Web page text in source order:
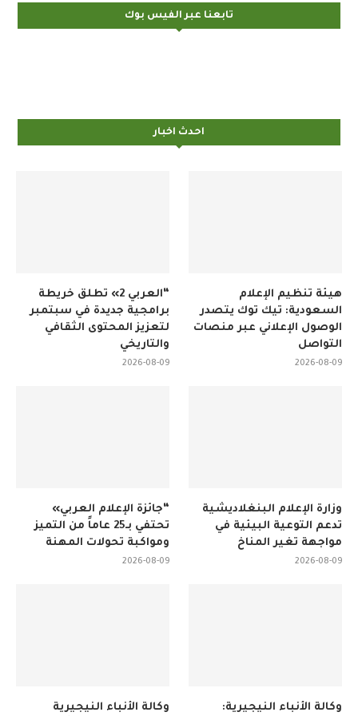
تابعنا عبر الفيس بوك
احدث اخبار
“العربي 2» تطلق خريطة
برامجية جديدة في سبتمبر
لتعزيز المحتوى الثقافي
والتاريخي
2026-08-09
هيئة تنظيم الإعلام
السعودية: تيك توك يتصدر
الوصول الإعلاني عبر منصات
التواصل
2026-08-09
“جائزة الإعلام العربي»
تحتفي بـ25 عاماً من التميز
ومواكبة تحولات المهنة
2026-08-09
وزارة الإعلام البنغلاديشية
تدعم التوعية البيئية في
مواجهة تغير المناخ
2026-08-09
وكالة الأنباء النيجيرية
وكالة الأنباء النيجيرية: